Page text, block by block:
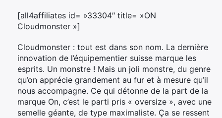
[all4affiliates id= »33304″ title= »ON
Cloudmonster »]
Cloudmonster : tout est dans son nom. La dernière
innovation de l’équipementier suisse marque les
esprits. Un monstre ! Mais un joli monstre, du genre
qu’on apprécie grandement au fur et à mesure qu’il
nous accompagne. Ce qui détonne de la part de la
marque On, c’est le parti pris « oversize », avec une
semelle géante, de type maximaliste. Ça se ressent